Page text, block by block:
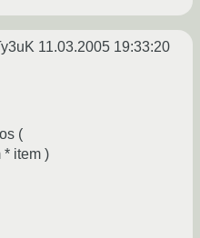
11.03.2005 19:33:20
(
* item )